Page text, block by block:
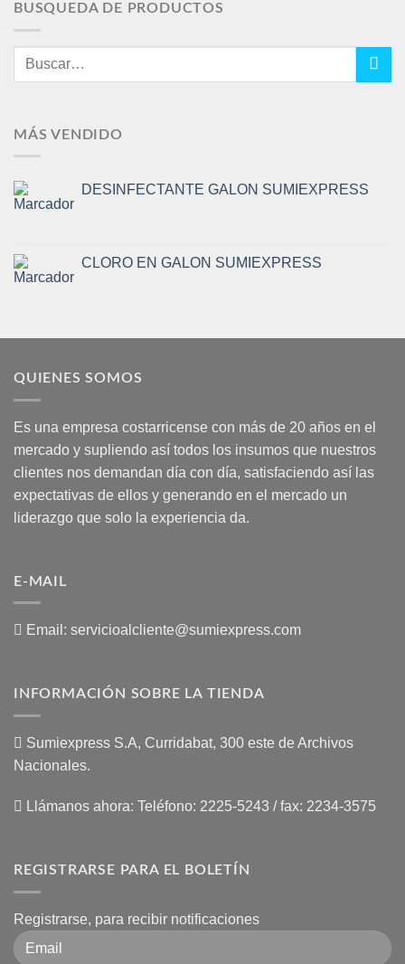
BUSQUEDA DE PRODUCTOS
Buscar
MÁS VENDIDO
DESINFECTANTE GALON SUMIEXPRESS
CLORO EN GALON SUMIEXPRESS
QUIENES SOMOS
Es una empresa costarricense con más de 20 años en el
mercado y supliendo así todos los insumos que nuestros
clientes nos demandan día con día, satisfaciendo así las
expectativas de ellos y generando en el mercado un
liderazgo que solo la experiencia da.
E-MAIL
Email: servicioalcliente@sumiexpress.com
INFORMACIÓN SOBRE LA TIENDA
Sumiexpress S.A, Curridabat, 300 este de Archivos
Nacionales.
Llámanos ahora: Teléfono: 2225-5243 / fax: 2234-3575
REGISTRARSE PARA EL BOLETÍN
Registrarse, para recibir notificaciones